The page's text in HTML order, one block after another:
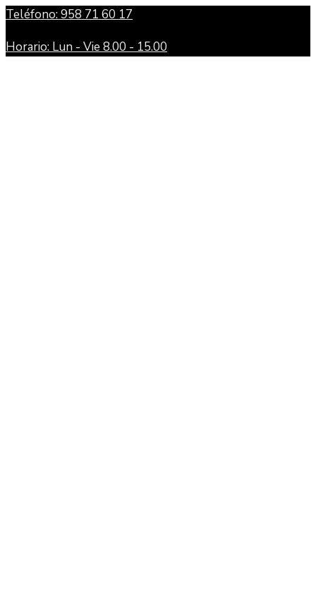
Teléfono: 958 71 60 17
Horario: Lun - Vie 8.00 - 15.00